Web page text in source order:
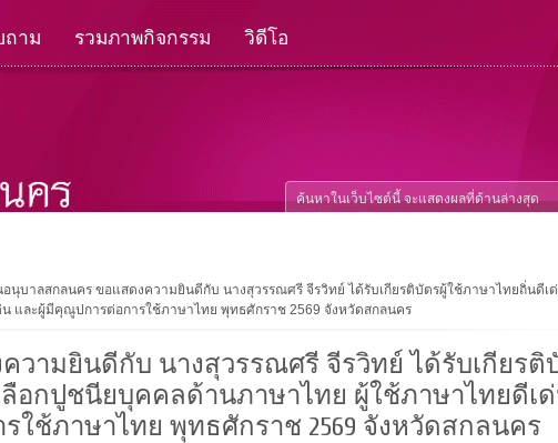
ถาม รวมภาพกิจกรรม วิดีโอ
อนุบาลสกลนคร ขอแสดงความยินดีกับ นางสุวรรณศรี จีรวิทย์ ได้รับเกียรติบัตรผู้ใช้ภาษาไทยถิ่นดีเ
และผู้มีคุณูปการต่อการใช้ภาษาไทย พุทธศักราช 2569 จังหวัดสกลนคร
วามยินดีกับ นางสุวรรณศรี จีรวิทย์ ได้รับเกียรติ
อกปูชนียบุคคลด้านภาษาไทย ผู้ใช้ภาษาไทยดีเ
ช้ภาษาไทย พุทธศักราช 2569 จังหวัดสกลนคร